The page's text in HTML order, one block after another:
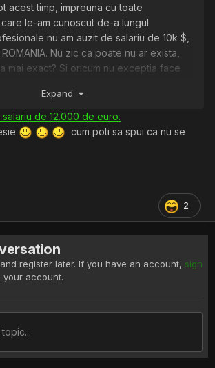
acest timp, impreuna cu toate
le-am cunoscut de-a lungul
nu am auzit de salariu de 10k $,
Nu zic ca poate nu ar exista,
mai exact? Si oricum nu exceptia face
vrei salarii de 10k $ sau chiar si mai mult
dar nu in RO, ci in UE (Benelux,
Maria cu palaria?
Expand
salariu de 12.000 de euro.
cum poti sa spui ca nu se
2
register later. If you have an account, sign
your account.